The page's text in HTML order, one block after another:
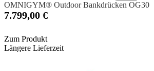
OMNIGYM® Outdoor Bankdrücken OG30
7.799,00 €
Zum Produkt
Längere Lieferzeit